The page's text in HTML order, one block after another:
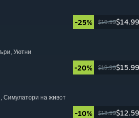
-25% $19.99$14.99
, Уютни
-20% $19.99$15.99
, Симулатори на живот
-10% $13.99$12.59